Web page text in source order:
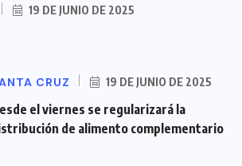
19 DE JUNIO DE 2025
CRUZ 19 DE JUNIO DE 2025
el viernes se regularizará la
de alimento complementario